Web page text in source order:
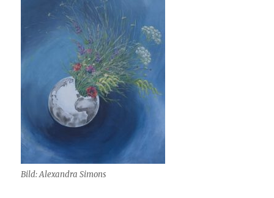
Bild: Alexandra Simons